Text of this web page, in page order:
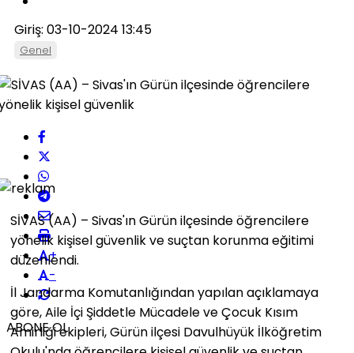
Giriş: 03-10-2024 13:45
Genel
+
-
ABONE OL
SİVAS (AA) – Sivas'ın Gürün ilçesinde öğrencilere
yönelik kişisel güvenlik ve suçtan korunma eğitimi
düzenlendi.
İl Jandarma Komutanlığından yapılan açıklamaya
göre, Aile İçi Şiddetle Mücadele ve Çocuk Kısım
Amirliği ekipleri, Gürün ilçesi Davulhüyük İlköğretim